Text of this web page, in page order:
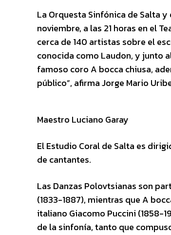
La Orquesta Sinfónica de Salta
noviembre, a las 21 horas en el
cerca de 140 artistas sobre el
conocida como Laudon, y junto
famoso coro A bocca chiusa,
público”, afirma Jorge Mario
Maestro Luciano Garay
El Estudio Coral de Salta es
de cantantes.
Las Danzas Polovtsianas son
(1833-1887), mientras que A
italiano Giacomo Puccini (1858-
de la sinfonía, tanto que